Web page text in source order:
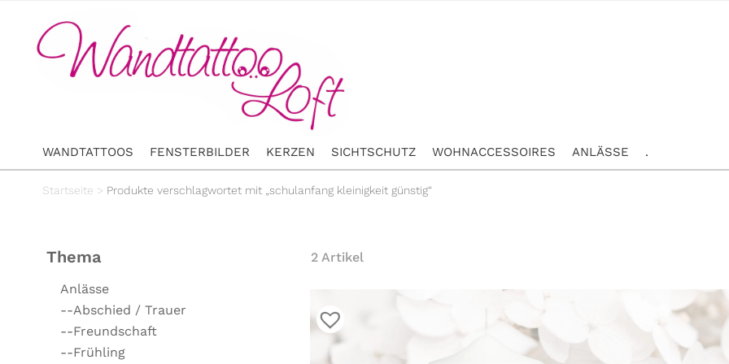
WANDTATTOOS FENSTERBILDER KERZEN SICHTSCHUTZ WOHNACCESSOIRES ANLÄSSE .
Startseite > Produkte verschlagwortet mit „schulanfang kleinigkeit günstig“
Thema
Anlässe
--Abschied / Trauer
--Freundschaft
--Frühling
2 Artikel